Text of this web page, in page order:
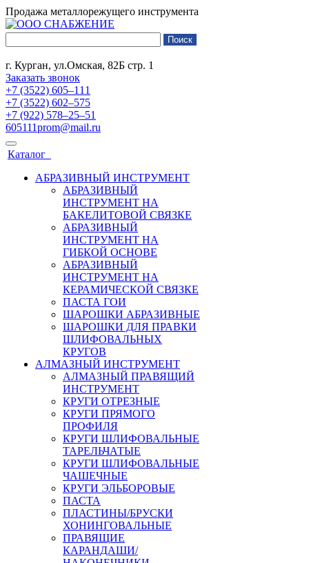
Продажа металлорежущего инструмента
г. Курган, ул.Омская, 82Б стр. 1
Заказать звонок
+7 (3522) 605‒111
+7 (3522) 602‒575
+7 (922) 578‒25‒51
605111prom@mail.ru
Каталог
АБРАЗИВНЫЙ ИНСТРУМЕНТ
АБРАЗИВНЫЙ
ИНСТРУМЕНТ НА
БАКЕЛИТОВОЙ СВЯЗКЕ
АБРАЗИВНЫЙ
ИНСТРУМЕНТ НА
ГИБКОЙ ОСНОВЕ
АБРАЗИВНЫЙ
ИНСТРУМЕНТ НА
КЕРАМИЧЕСКОЙ СВЯЗКЕ
ПАСТА ГОИ
ШАРОШКИ АБРАЗИВНЫЕ
ШАРОШКИ ДЛЯ ПРАВКИ
ШЛИФОВАЛЬНЫХ
КРУГОВ
АЛМАЗНЫЙ ИНСТРУМЕНТ
АЛМАЗНЫЙ ПРАВЯЩИЙ
ИНСТРУМЕНТ
КРУГИ ОТРЕЗНЫЕ
КРУГИ ПРЯМОГО
ПРОФИЛЯ
КРУГИ ШЛИФОВАЛЬНЫЕ
ТАРЕЛЬЧАТЫЕ
КРУГИ ШЛИФОВАЛЬНЫЕ
ЧАШЕЧНЫЕ
КРУГИ ЭЛЬБОРОВЫЕ
ПАСТА
ПЛАСТИНЫ/БРУСКИ
ХОНИНГОВАЛЬНЫЕ
ПРАВЯЩИЕ
КАРАНДАШИ/